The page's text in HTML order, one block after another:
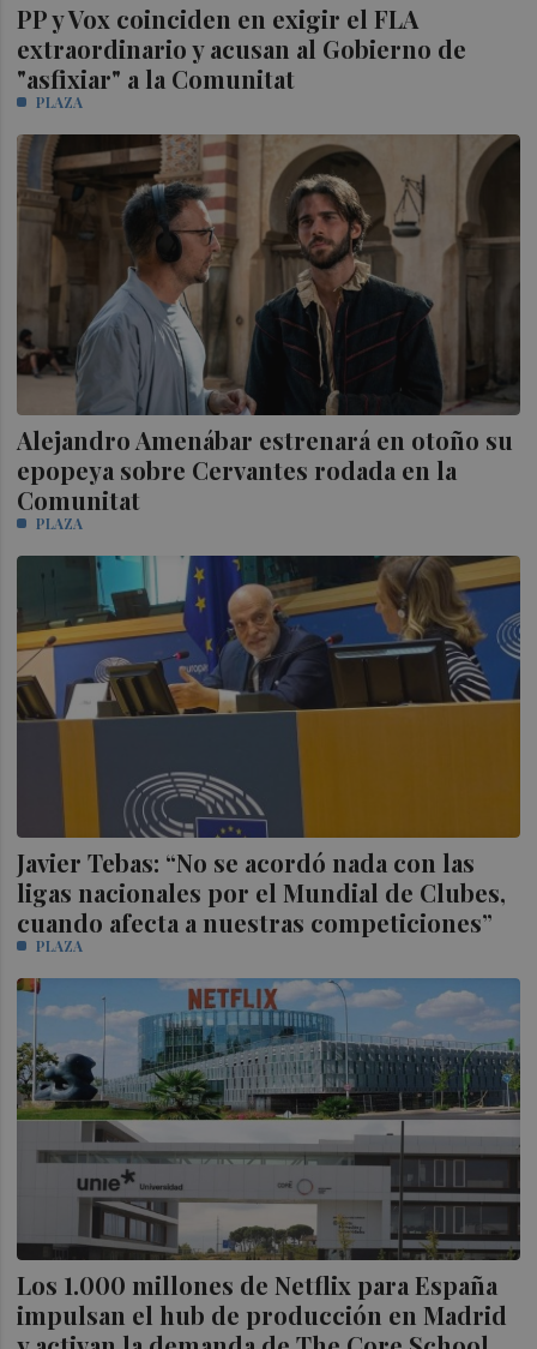
PP y Vox coinciden en exigir el FLA
extraordinario y acusan al Gobierno de
"asfixiar" a la Comunitat
PLAZA
Alejandro Amenábar estrenará en otoño su
epopeya sobre Cervantes rodada en la
Comunitat
PLAZA
Javier Tebas: “No se acordó nada con las
ligas nacionales por el Mundial de Clubes,
cuando afecta a nuestras competiciones”
PLAZA
Los 1.000 millones de Netflix para España
impulsan el hub de producción en Madrid